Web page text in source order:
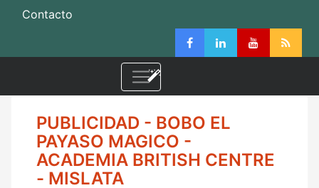
Contacto
PUBLICIDAD - BOBO EL
PAYASO MAGICO -
ACADEMIA BRITISH CENTRE
- MISLATA